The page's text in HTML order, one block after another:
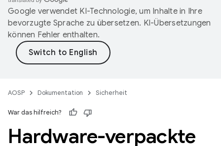
Google verwendet KI-Technologie, um Inhalte in Ihre
bevorzugte Sprache zu übersetzen. KI-Übersetzungen
können Fehler enthalten.
AOSP Dokumentation Sicherheit
War das hilfreich?
Hardware-verpackte